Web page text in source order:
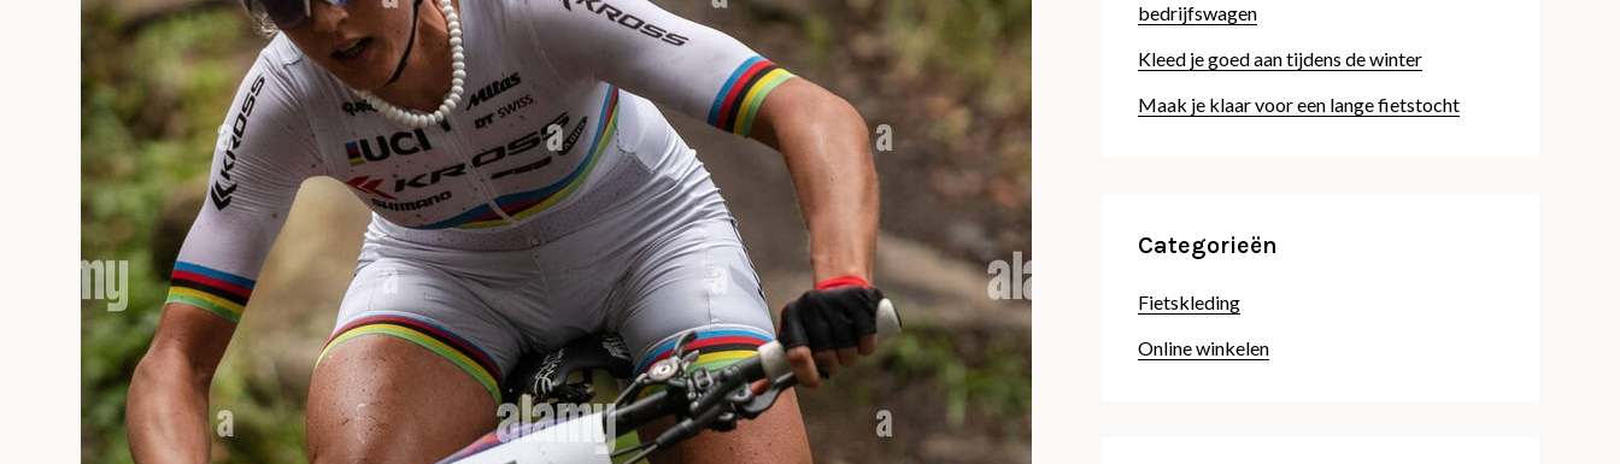
bedrijfswagen
Kleed je goed aan tijdens de winter
Maak je klaar voor een lange fietstocht
Categorieën
Fietskleding
Online winkelen